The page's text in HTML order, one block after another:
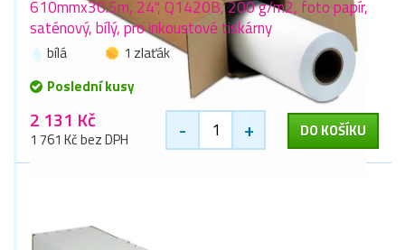
610mmx30.5m, 24", Q1420B, 200 g/m2, foto papír,
saténový, bílý, pro inkoustové tiskárny
bílá
1 zlaťák
Poslední kusy
2 131 Kč
1 761 Kč bez DPH - + DO KOŠÍKU